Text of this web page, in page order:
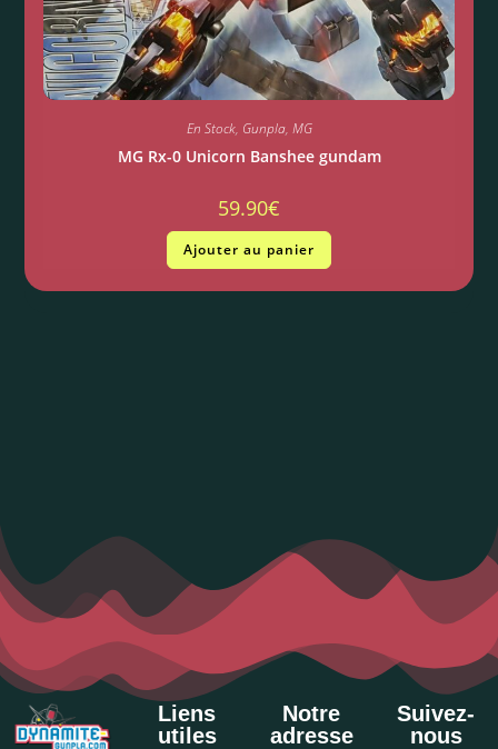
En Stock, Gunpla, MG
MG Rx-0 Unicorn Banshee gundam
59.90€
Ajouter au panier
Liens
utiles
Notre
adresse
Suivez-
nous